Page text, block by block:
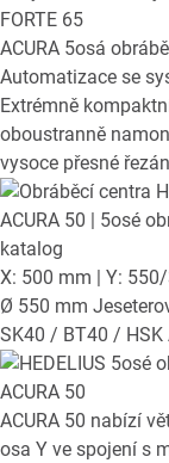
ACURA 5osá
Automatizace se
Extrémně
oboustranně
vysoce přesné
ACURA 50 | 5osé
katalog
X: 500 mm | Y:
Ø 550 mm
SK40 / BT40 / HSK
ACURA 50
ACURA 50 nabízí
osa Y ve spojení s